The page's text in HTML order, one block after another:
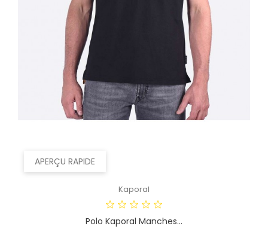
APERÇU RAPIDE
Kaporal
Polo Kaporal Manches...